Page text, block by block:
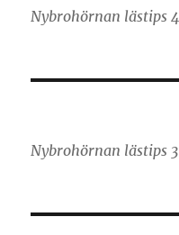
Nybrohörnan lästips 4
Nybrohörnan lästips 3